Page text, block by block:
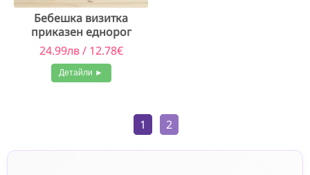
Бебешка визитка
приказен еднорог
24.99лв / 12.78€
Детайли ►
1 2